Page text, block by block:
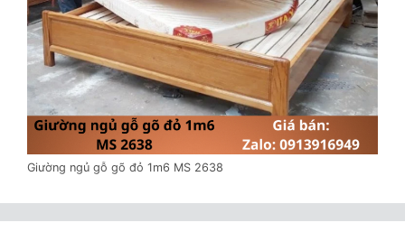
Giường ngủ gỗ gõ đỏ 1m6 MS 2638